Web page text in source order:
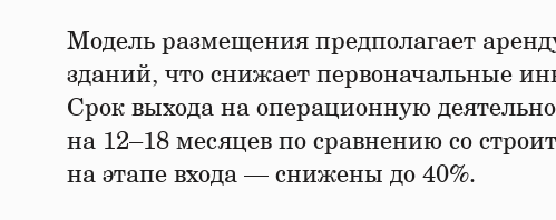
Модель размещения предполагает
зданий, что снижает первоначальные
Срок выхода на операционную
на 12–18 месяцев по сравнению со
на этапе входа — снижены до 40%.